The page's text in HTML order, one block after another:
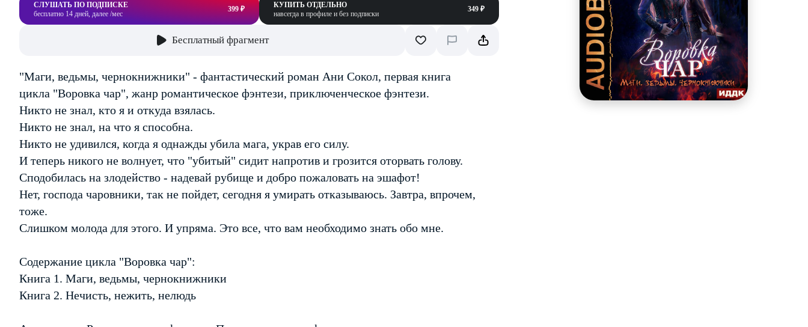
СЛУШАТЬ ПО ПОДПИСКЕ
бесплатно 14 дней, далее /мес
399 ₽
КУПИТЬ ОТДЕЛЬНО
навсегда в профиле и без подписки
349 ₽
Бесплатный фрагмент
"Маги, ведьмы, чернокнижники" - фантастический роман Ани Сокол, первая книга
цикла "Воровка чар", жанр романтическое фэнтези, приключенческое фэнтези.
Никто не знал, кто я и откуда взялась.
Никто не знал, на что я способна.
Никто не удивился, когда я однажды убила мага, украв его силу.
И теперь никого не волнует, что "убитый" сидит напротив и грозится оторвать голову.
Сподобилась на злодейство - надевай рубище и добро пожаловать на эшафот!
Нет, господа чаровники, так не пойдет, сегодня я умирать отказываюсь. Завтра, впрочем,
тоже.
Слишком молода для этого. И упряма. Это все, что вам необходимо знать обо мне.
Содержание цикла "Воровка чар":
Книга 1. Маги, ведьмы, чернокнижники
Книга 2. Нечисть, нежить, нелюдь